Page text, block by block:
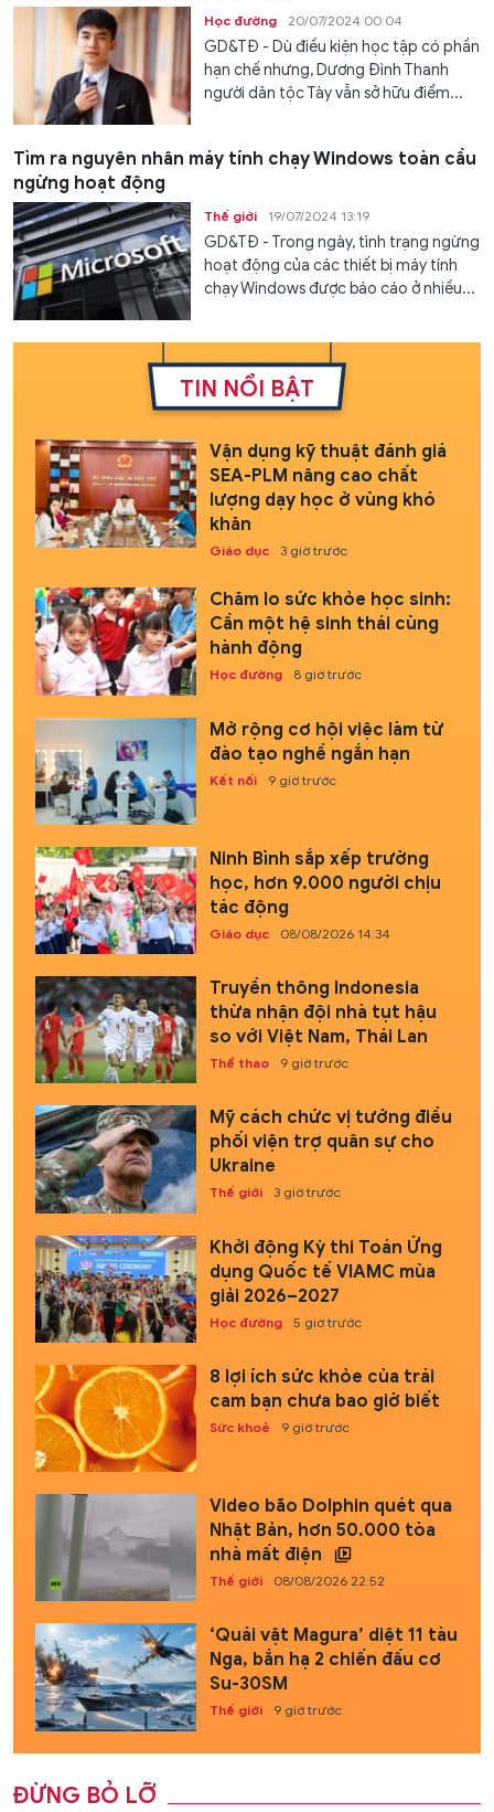
Học đường 20/07/2024 00:04
GD&TĐ - Dù điều kiện học tập có phần
hạn chế nhưng, Dương Đình Thanh
người dân tộc Tày vẫn sở hữu điểm...
Tìm ra nguyên nhân máy tính chạy Windows toàn cầu
ngừng hoạt động
Thế giới 19/07/2024 13:19
GD&TĐ - Trong ngày, tình trạng ngừng
hoạt động của các thiết bị máy tính
chạy Windows được báo cáo ở nhiều...
TIN NỔI BẬT
Vận dụng kỹ thuật đánh giá
SEA-PLM nâng cao chất
lượng dạy học ở vùng khó
khăn
Giáo dục 3 giờ trước
Chăm lo sức khỏe học sinh:
Cần một hệ sinh thái cùng
hành động
Học đường 8 giờ trước
Mở rộng cơ hội việc làm từ
đào tạo nghề ngắn hạn
Kết nối 9 giờ trước
Ninh Bình sắp xếp trường
học, hơn 9.000 người chịu
tác động
Giáo dục 08/08/2026 14:34
Truyền thông Indonesia
thừa nhận đội nhà tụt hậu
so với Việt Nam, Thái Lan
Thể thao 9 giờ trước
Mỹ cách chức vị tướng điều
phối viện trợ quân sự cho
Ukraine
Thế giới 3 giờ trước
Khởi động Kỳ thi Toán Ứng
dụng Quốc tế VIAMC mùa
giải 2026–2027
Học đường 5 giờ trước
8 lợi ích sức khỏe của trái
cam bạn chưa bao giờ biết
Sức khoẻ 9 giờ trước
Video bão Dolphin quét qua
Nhật Bản, hơn 50.000 tòa
nhà mất điện
Thế giới 08/08/2026 22:52
‘Quái vật Magura’ diệt 11 tàu
Nga, bắn hạ 2 chiến đấu cơ
Su-30SM
Thế giới 9 giờ trước
ĐỪNG BỎ LỠ